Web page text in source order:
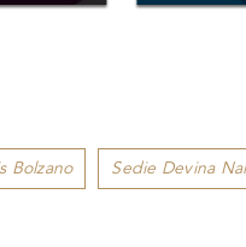
Bolzano Sedie Devina